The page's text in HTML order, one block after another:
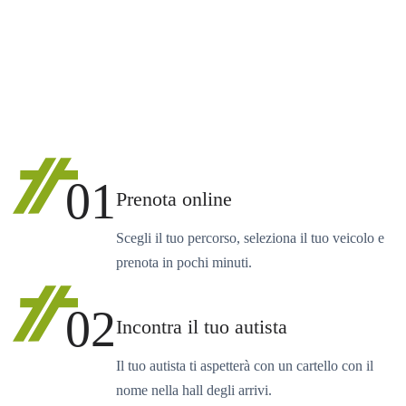
01Prenota online
Scegli il tuo percorso, seleziona il tuo veicolo e
prenota in pochi minuti.
02Incontra il tuo autista
Il tuo autista ti aspetterà con un cartello con il
nome nella hall degli arrivi.